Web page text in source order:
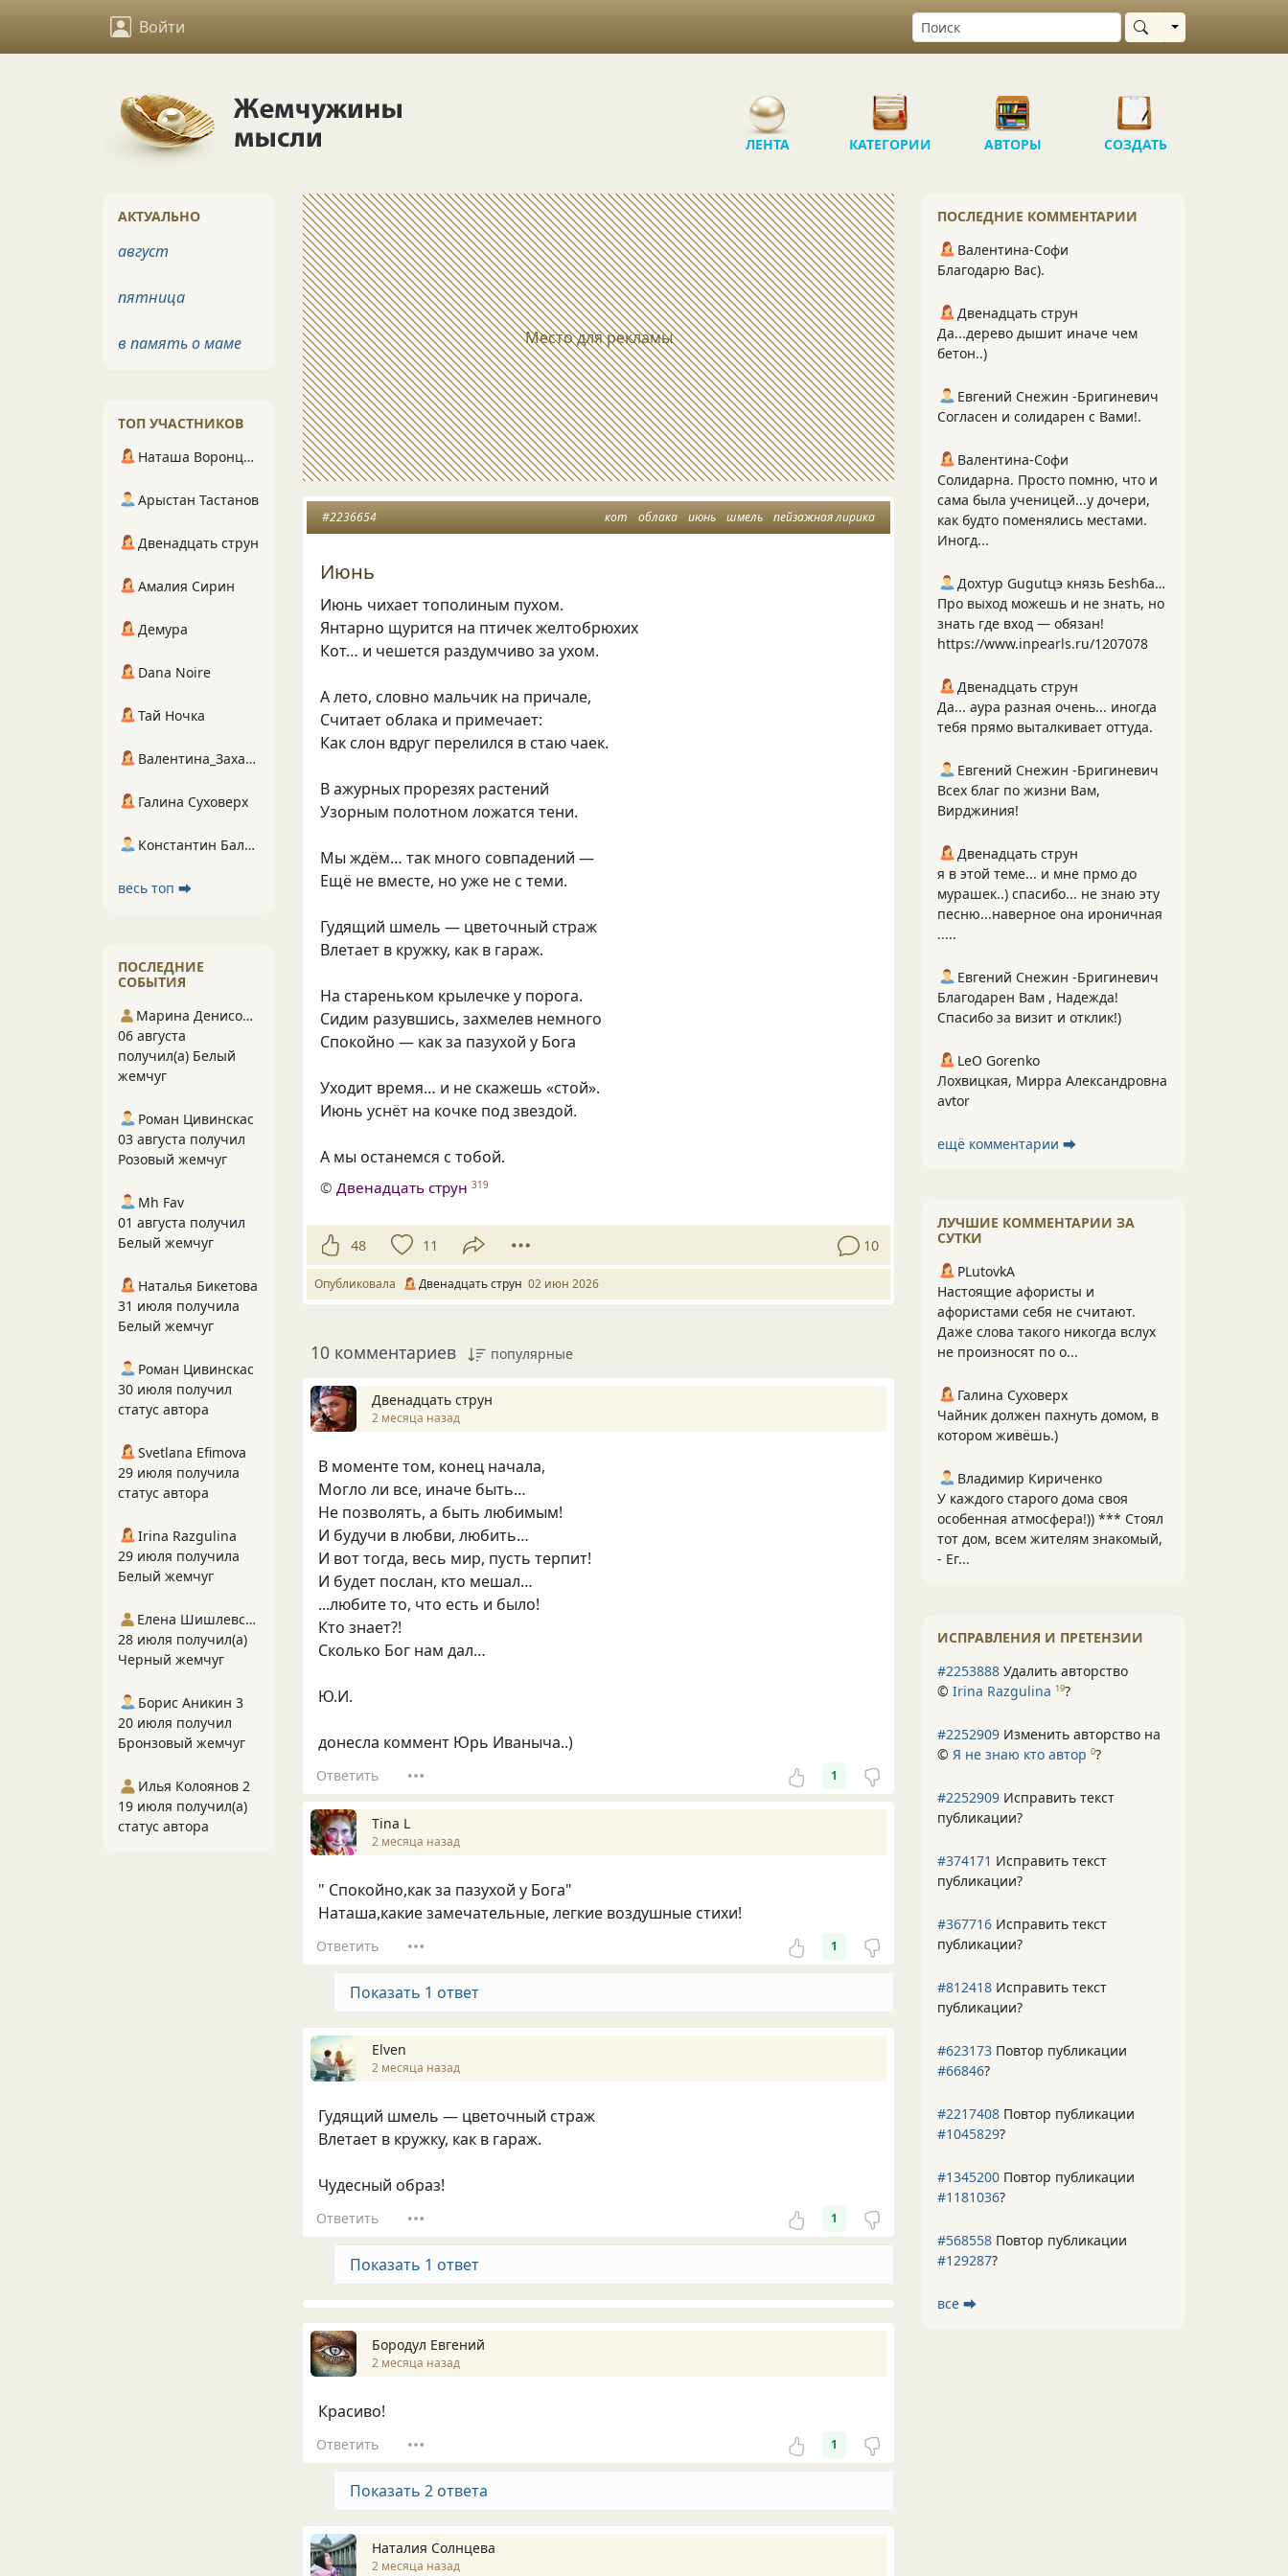
Войти Выбрать область
ЛЕНТА КАТЕГОРИИ АВТОРЫ СОЗДАТЬ
Место для рекламы
кот облака июнь шмель пейзажная лирика
#2236654
Июнь
Июнь чихает тополиным пухом.
Янтарно щурится на птичек желтобрюхих
Кот… и чешется раздумчиво за ухом.
А лето, словно мальчик на причале,
Считает облака и примечает:
Как слон вдруг перелился в стаю чаек.
В ажурных прорезях растений
Узорным полотном ложатся тени.
Мы ждём… так много совпадений —
Ещё не вместе, но уже не с теми.
Гудящий шмель — цветочный страж
Влетает в кружку, как в гараж.
На стареньком крылечке у порога.
Сидим разувшись, захмелев немного
Спокойно — как за пазухой у Бога
Уходит время… и не скажешь «стой».
Июнь уснёт на кочке под звездой.
А мы останемся с тобой.
©Двенадцать струн 319
48 11 10
Опубликовала Двенадцать струн 02 июн 2026
10 комментариев популярные
Двенадцать струн
2 месяца назад
В моменте том, конец начала,
Могло ли все, иначе быть…
Не позволять, а быть любимым!
И будучи в любви, любить…
И вот тогда, весь мир, пусть терпит!
И будет послан, кто мешал…
...любите то, что есть и было!
Кто знает?!
Сколько Бог нам дал…
Ю.И.
донесла коммент Юрь Иваныча..)
Ответить 1
Tina L
2 месяца назад
" Спокойно,как за пазухой у Бога"
Наташа,какие замечательные, легкие воздушные стихи!
Ответить 1
Показать 1 ответ
Elven
2 месяца назад
Гудящий шмель — цветочный страж
Влетает в кружку, как в гараж.
Чудесный образ!
Ответить 1
Показать 1 ответ
Бородул Евгений
2 месяца назад
Красиво!
Ответить 1
Показать 2 ответа
Наталия Солнцева
2 месяца назад
ПОСЛЕДНИЕ КОММЕНТАРИИ
Валентина-Софи
Благодарю Вас).
Двенадцать струн
Да...дерево дышит иначе чем
бетон..)
Евгений Снежин -Бригиневич
Согласен и солидарен с Вами!.
Валентина-Софи
Солидарна. Просто помню, что и
сама была ученицей...у дочери,
как будто поменялись местами.
Иногд...
Дохтур Gugutцэ князь Беshбармакоff
Про выход можешь и не знать, но
знать где вход — обязан!
https://www.inpearls.ru/1207078
Двенадцать струн
Да... аура разная очень... иногда
тебя прямо выталкивает оттуда.
Евгений Снежин -Бригиневич
Всех благ по жизни Вам,
Вирджиния!
Двенадцать струн
я в этой теме... и мне прмо до
мурашек..) спасибо... не знаю эту
песню...наверное она ироничная
.....
Евгений Снежин -Бригиневич
Благодарен Вам , Надежда!
Спасибо за визит и отклик!)
LeO Gorenko
Лохвицкая, Мирра Александровна
avtor
ещё комментарии ⮕
ЛУЧШИЕ КОММЕНТАРИИ ЗА
СУТКИ
PLutоvkА
Настоящие афористы и
афористами себя не считают.
Даже слова такого никогда вслух
не произносят по о...
Галина Суховерх
Чайник должен пахнуть домом, в
котором живёшь.)
Владимир Кириченко
У каждого старого дома своя
особенная атмосфера!)) *** Стоял
тот дом, всем жителям знакомый,
- Ег...
ИСПРАВЛЕНИЯ И ПРЕТЕНЗИИ
#2253888 Удалить авторство
© Irina Razgulina 19?
#2252909 Изменить авторство на
© Я не знаю кто автор 0?
#2252909 Исправить текст
публикации?
#374171 Исправить текст
публикации?
#367716 Исправить текст
публикации?
#812418 Исправить текст
публикации?
#623173 Повтор публикации
#66846?
#2217408 Повтор публикации
#1045829?
#1345200 Повтор публикации
#1181036?
#568558 Повтор публикации
#129287?
все ⮕
АКТУАЛЬНО
август
пятница
в память о маме
ТОП УЧАСТНИКОВ
Наташа Воронцова
Арыстан Тастанов
Двенадцать струн
Амалия Сирин
Демура
Dana Noire
Тай Ночка
Валентина_Захарова
Галина Суховерх
Константин Балухта
весь топ ⮕
ПОСЛЕДНИЕ
СОБЫТИЯ
Марина Денисова 5
06 августа
получил(а) Белый
жемчуг
Роман Цивинскас
03 августа получил
Розовый жемчуг
Mh Fav
01 августа получил
Белый жемчуг
Наталья Бикетова
31 июля получила
Белый жемчуг
Роман Цивинскас
30 июля получил
статус автора
Svetlana Efimova
29 июля получила
статус автора
Irina Razgulina
29 июля получила
Белый жемчуг
Елена Шишлевская
28 июля получил(а)
Черный жемчуг
Борис Аникин 3
20 июля получил
Бронзовый жемчуг
Илья Колоянов 2
19 июля получил(а)
статус автора